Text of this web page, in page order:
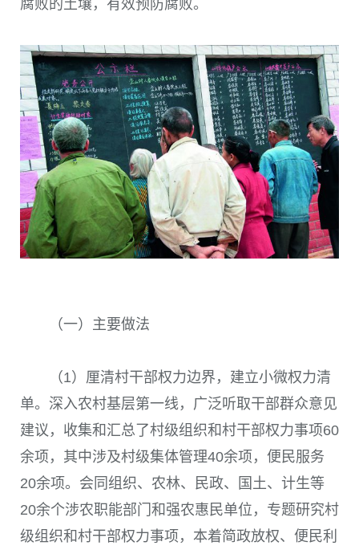
腐败的土壤，有效预防腐败。
（一）主要做法
（1）厘清村干部权力边界，建立小微权力清
单。深入农村基层第一线，广泛听取干部群众意见
建议，收集和汇总了村级组织和村干部权力事项60
余项，其中涉及村级集体管理40余项，便民服务
20余项。会同组织、农林、民政、国土、计生等
20余个涉农职能部门和强农惠民单位，专题研究村
级组织和村干部权力事项，本着简政放权、便民利